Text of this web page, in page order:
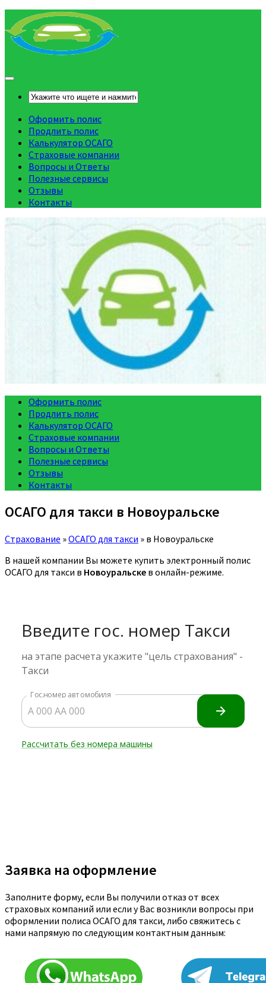
Оформить полис
Продлить полис
Калькулятор ОСАГО
Страховые компании
Вопросы и Ответы
Полезные сервисы
Отзывы
Контакты
Оформить полис
Продлить полис
Калькулятор ОСАГО
Страховые компании
Вопросы и Ответы
Полезные сервисы
Отзывы
Контакты
ОСАГО для такси в Новоуральске
Страхование »ОСАГО для такси » в Новоуральске
В нашей компании Вы можете купить электронный полис
ОСАГО для такси в Новоуральске в онлайн-режиме.
Заявка на оформление
Заполните форму, если Вы получили отказ от всех
страховых компаний или если у Вас возникли вопросы при
оформлении полиса ОСАГО для такси, либо свяжитесь с
нами напрямую по следующим контактным данным: